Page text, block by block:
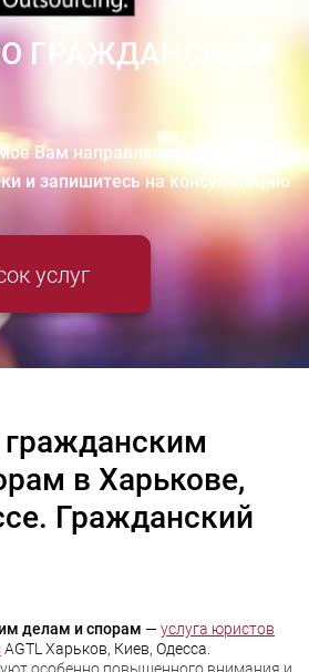
ГРАЖДАНСКИМ
Вам направление
и запишитесь на консультацию
услуг
в Харькове,
Гражданский
делам и спорам — услуга юристов
AGTL Харьков, Киев, Одесса.